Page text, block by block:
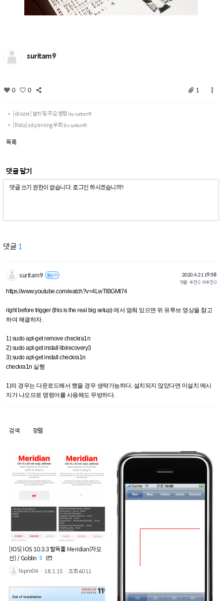
suritam9
0 0 1
[drozer] 설치 및 주요 명령 (by suritam9)
[frida] ssl pinning 우회 (by suritam9)
목록
댓글 달기
댓글 1
suritam9 글쓴이 2020.4.21 19:58
댓글 추천0 비추천0
https://www.youtube.com/watch?v=4LwTIBGMt74
right before trigger (this is the real big setup) 에서 멈춰 있으면 위 유투브 영상을 참고
하여 해결하자.
1) sudo apt-get remove checkra1n
2) sudo apt-get install libirecovery3
3) sudo apt-get install checkra1n
checkra1n 실행
1)의 경우는 다운로드해서 했을 경우 생략가능하다. 설치되지 않았다면 미설치 메시
지가 나오므로 명령어를 사용해도 무방하다.
검색 정렬
[IOS] IOS 10.3.3 탈옥툴 Meridian(자오
선) / Goblin 5
lispro06
18.1.15 조회6011